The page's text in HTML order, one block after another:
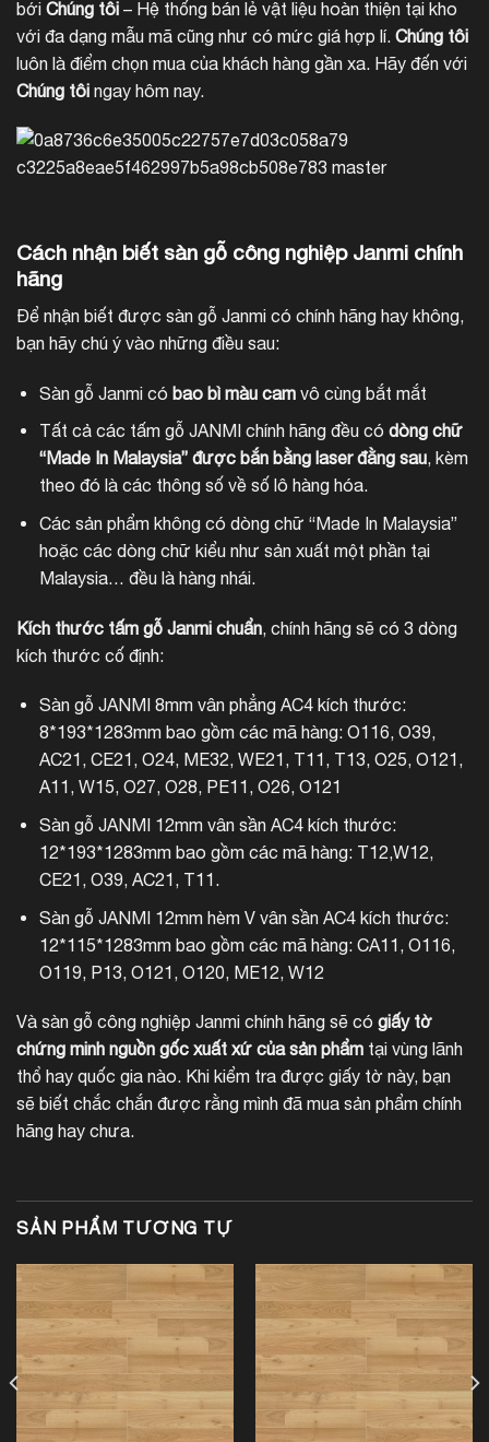
bới Chúng tôi – Hệ thống bán lẻ vật liệu hoàn thiện tại kho
với đa dạng mẫu mã cũng như có mức giá hợp lí. Chúng tôi
luôn là điểm chọn mua của khách hàng gần xa. Hãy đến với
Chúng tôi ngay hôm nay.
Cách nhận biết sàn gỗ công nghiệp Janmi chính
hãng
Để nhận biết được sàn gỗ Janmi có chính hãng hay không,
bạn hãy chú ý vào những điều sau:
Sàn gỗ Janmi có bao bì màu camvô cùng bắt mắt
Tất cả các tấm gỗ JANMI chính hãng đều có dòng chữ
“Made In Malaysia” được bắn bằng laser đằng sau, kèm
theo đó là các thông số về số lô hàng hóa.
Các sản phẩm không có dòng chữ “Made In Malaysia”
hoặc các dòng chữ kiểu như sản xuất một phần tại
Malaysia… đều là hàng nhái.
Kích thước tấm gỗ Janmi chuẩn, chính hãng sẽ có 3 dòng
kích thước cố định:
Sàn gỗ JANMI 8mm vân phẳng AC4 kích thước:
8*193*1283mm bao gồm các mã hàng: O116, O39,
AC21, CE21, O24, ME32, WE21, T11, T13, O25, O121,
A11, W15, O27, O28, PE11, O26, O121
Sàn gỗ JANMI 12mm vân sần AC4 kích thước:
12*193*1283mm bao gồm các mã hàng: T12,W12,
CE21, O39, AC21, T11.
Sàn gỗ JANMI 12mm hèm V vân sần AC4 kích thước:
12*115*1283mm bao gồm các mã hàng: CA11, O116,
O119, P13, O121, O120, ME12, W12
Và sàn gỗ công nghiệp Janmi chính hãng sẽ có giấy tờ
chứng minh nguồn gốc xuất xứ của sản phẩm tại vùng lãnh
thổ hay quốc gia nào. Khi kiểm tra được giấy tờ này, bạn
sẽ biết chắc chắn được rằng mình đã mua sản phẩm chính
hãng hay chưa.
SẢN PHẨM TƯƠNG TỰ